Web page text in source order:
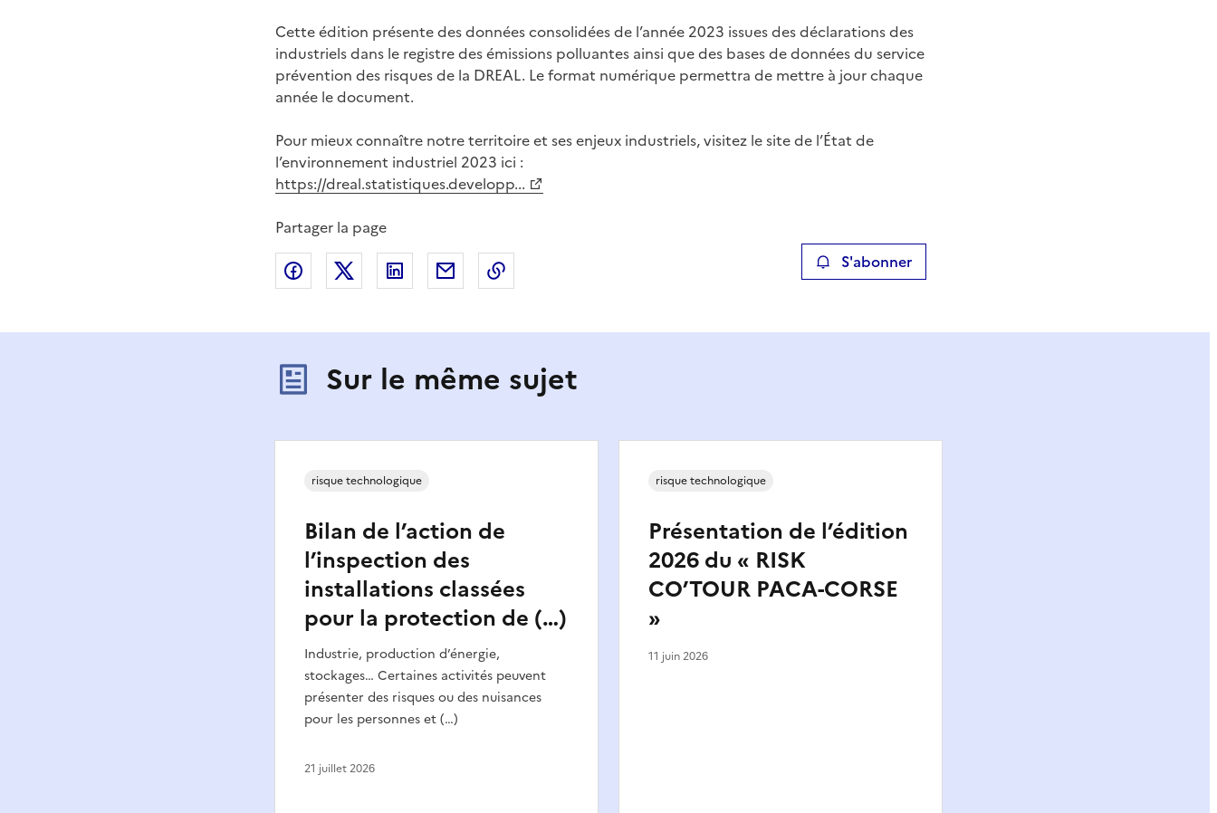
Cette édition présente des données consolidées de l’année 2023 issues des déclarations des
industriels dans le registre des émissions polluantes ainsi que des bases de données du service
prévention des risques de la DREAL. Le format numérique permettra de mettre à jour chaque
année le document.
Pour mieux connaître notre territoire et ses enjeux industriels, visitez le site de l’État de
l’environnement industriel 2023 ici :
https://dreal.statistiques.developp...
Partager la page
Partager sur Facebook
Partager sur XPartager sur LinkedIn
Partager par emailCopier le lien de la page dans le presse-papier S'abonner
Sur le même sujet
Bilan de l’action de
l’inspection des
installations classées
pour la protection de (…)
Industrie, production d’énergie,
stockages… Certaines activités peuvent
présenter des risques ou des nuisances
pour les personnes et (…)
risque technologique
21 juillet 2026
Présentation de l’édition
2026 du « RISK
CO’TOUR PACA-CORSE
»
risque technologique
11 juin 2026